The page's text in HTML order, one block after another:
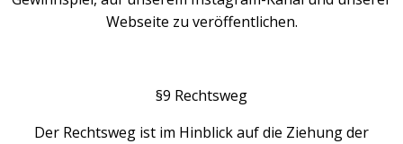
Webseite zu veröffentlichen.
§9 Rechtsweg
Der Rechtsweg ist im Hinblick auf die Ziehung der